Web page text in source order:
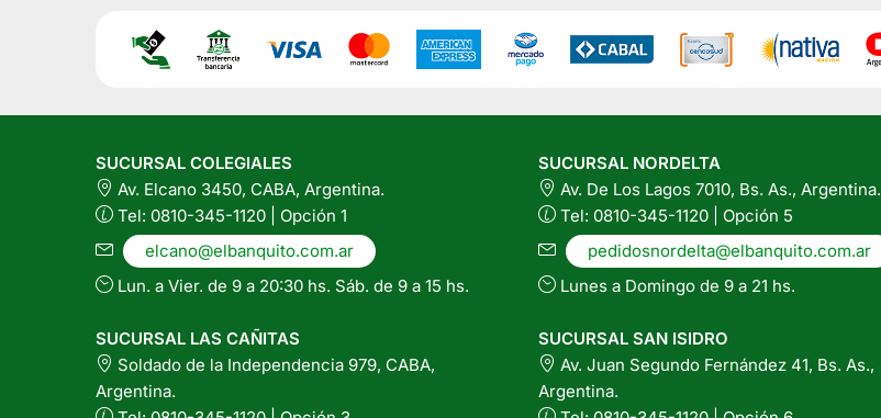
SUCURSAL COLEGIALES
Av. Elcano 3450, CABA, Argentina.
Tel: 0810-345-1120 | Opción 1
elcano@elbanquito.com.ar
Lun. a Vier. de 9 a 20:30 hs. Sáb. de 9 a 15 hs.
SUCURSAL LAS CAÑITAS
Soldado de la Independencia 979, CABA,
Argentina.
SUCURSAL NORDELTA
Av. De Los Lagos 7010, Bs. As., Argentina.
Tel: 0810-345-1120 | Opción 5
pedidosnordelta@elbanquito.com.ar
Lunes a Domingo de 9 a 21 hs.
SUCURSAL SAN ISIDRO
Av. Juan Segundo Fernández 41, Bs. As.,
Argentina.